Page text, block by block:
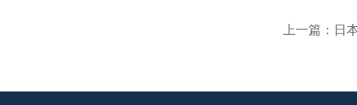
上一篇： 日